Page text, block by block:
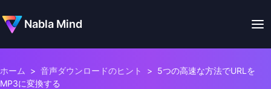
Nabla Mind
ホーム > 音声ダウンロードのヒント > 5つの高速な方法でURLを
MP3に変換する